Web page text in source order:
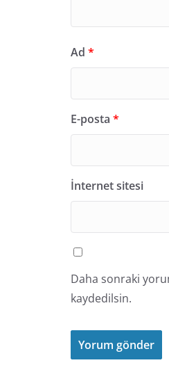
Ad *
E-posta *
İnternet sitesi
Daha sonraki
kaydedilsin.